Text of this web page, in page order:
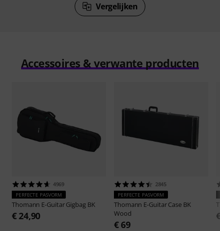
Vergelijken
Accessoires & verwante producten
4969
PERFECTE PASVORM
Thomann E-Guitar Gigbag BK
€ 24,90
2845
PERFECTE PASVORM
Thomann E-Guitar Case BK
Wood
€ 69